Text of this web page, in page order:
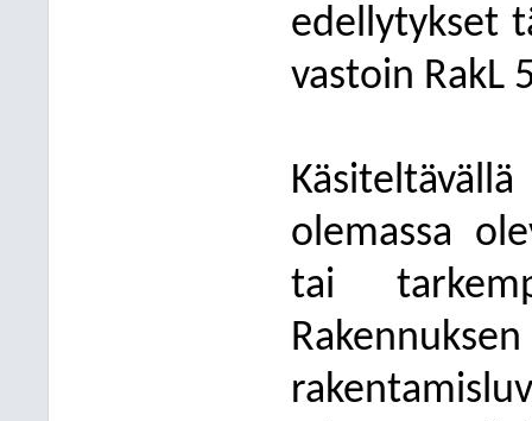
edellytykset
vastoin RakL
olemassa
tai